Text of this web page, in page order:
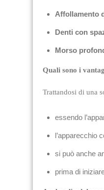
Affollamento
Denti con
Morso
Quali sono i
Trattandosi di una
essendo
l’apparecchio
si può anche
prima di